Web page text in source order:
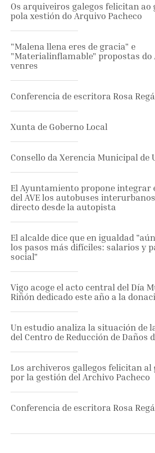
Os arquiveiros galegos felicitan ao
pola xestión do Arquivo Pacheco
"Malena llena eres de gracia" e
"Materialinflamable" propostas do
venres
Conferencia de escritora Rosa
Xunta de Goberno Local
Consello da Xerencia Municipal de
El Ayuntamiento propone integrar
del AVE los autobuses
directo desde la autopista
El alcalde dice que en igualdad
los pasos más difíciles: salarios y
social"
Vigo acoge el acto central del Día
Riñón dedicado este año a la
Un estudio analiza la situación de
del Centro de Reducción de Daños
Los archiveros gallegos felicitan al
por la gestión del Archivo Pacheco
Conferencia de escritora Rosa